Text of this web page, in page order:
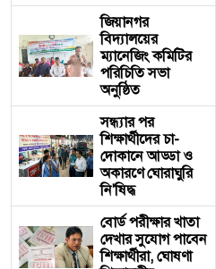
জিয়ানগর
বিদ্যালয়ের
ম্যানেজিং কমিটির
পরিচিতি সভা
অনুষ্ঠিত
সন্ধ্যার পর
শিক্ষার্থীদের চা-
দোকানে আড্ডা ও
অকারণে ঘোরাঘুরি
নি'ষিদ্ধ
বোর্ড পরীক্ষার খাতা
দেখার সুযোগ পাবেন
শিক্ষার্থীরা, ঘোষণা